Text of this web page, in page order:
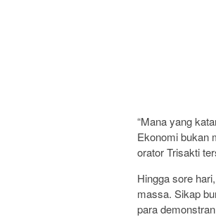
“Mana yang
Ekonomi bukan
orator Trisakti
Hingga sore
massa. Sikap
para